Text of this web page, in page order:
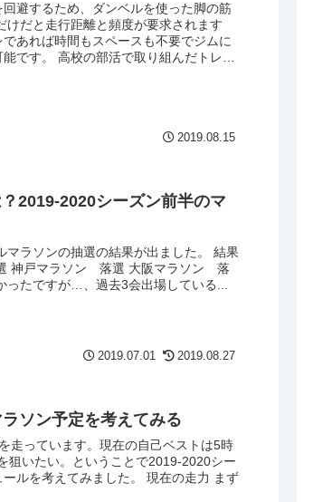
避するため、ダンベルを使った脚の筋
けだと走行距離と頻度が要求されます
あれば時間もスペースも不要でジムに
です。 高校の部活で取り組んだトレー
2019.08.15
2019-2020シーズン前半のマ
マラソンの抽選の結果が出ました。 結果
神戸マラソン 落選 大阪マラソン 落
ったですが…、過去3会出場している...
2019.07.01 2019.08.27
ソン予定を考えてみる
走っています。現在の自己ベストは5時
狙いたい。ということで2019-2020シー
ルを考えてみました。 現在の走力 まず